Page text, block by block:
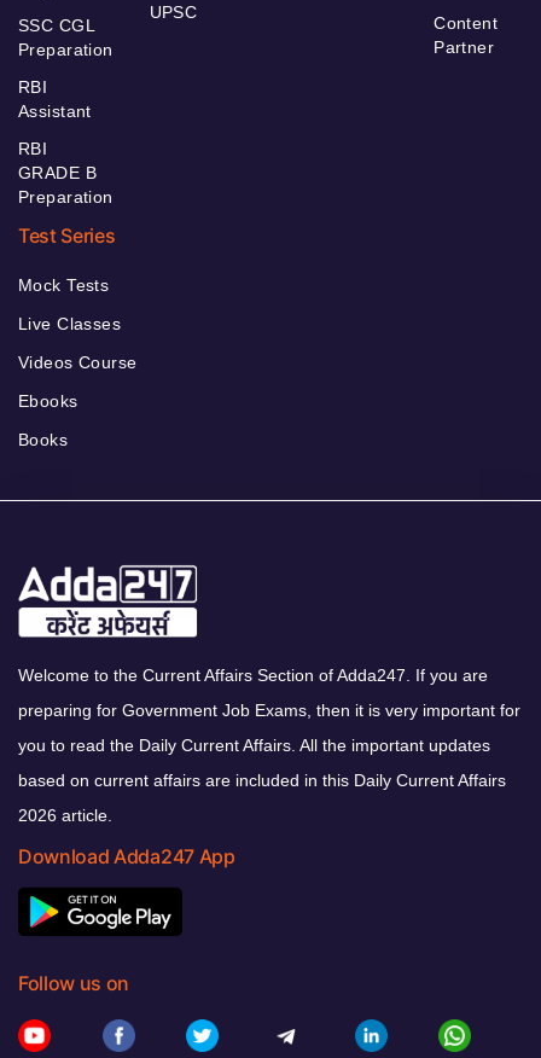
SSC CGL
Preparation
RBI
Assistant
RBI
GRADE B
Preparation
UPSC
Content
Partner
Test Series
Mock Tests
Live Classes
Videos Course
Ebooks
Books
Welcome to the Current Affairs Section of Adda247. If you are
preparing for Government Job Exams, then it is very important for
you to read the Daily Current Affairs. All the important updates
based on current affairs are included in this Daily Current Affairs
2026 article.
Download Adda247 App
Follow us on